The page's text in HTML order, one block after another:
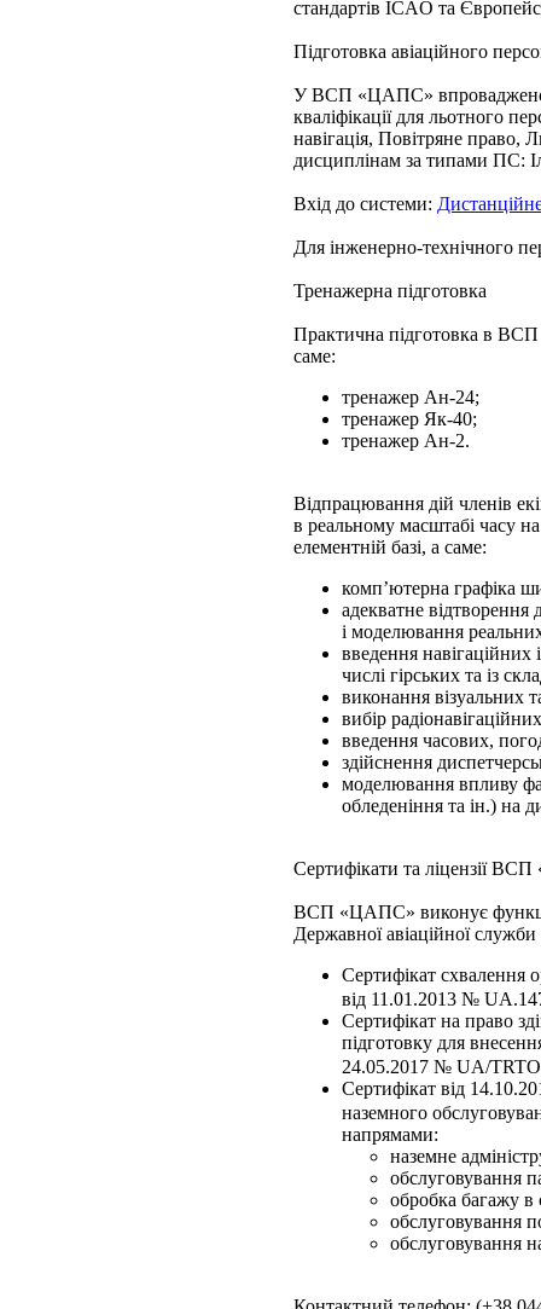
стандартів ICAO та
Підготовка авіаційного
У ВСП «ЦАПС» впроваджено
кваліфікації для льотного
навігація, Повітряне право,
дисциплінам за типами
Вхід до системи:
Для інженерно-технічного
Тренажерна підготовка
Практична підготовка в
саме:
тренажер Ан-24;
тренажер Як-40;
тренажер Ан-2.
Відпрацювання дій членів
в реальному масштабі часу на
елементній базі, а саме:
комп’ютерна графіка
адекватне відтворення
і моделювання
введення навігаційних
числі гірських та із
виконання візуальних
вибір
введення часових,
здійснення
моделювання впливу
обледеніння та ін.) на
Сертифікати та ліцензії
ВСП «ЦАПС» виконує функції
Державної авіаційної
Сертифікат схвалення
від 11.01.2013 №
Сертифікат на право
підготовку для
24.05.2017 № UA/TRTO-
Сертифікат від
наземного
напрямами:
наземне
обслуговування
обробка багажу в
обслуговування
обслуговування